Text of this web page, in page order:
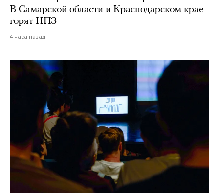
В Самарской области и Краснодарском крае
горят НПЗ
4 часа назад